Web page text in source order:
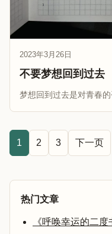
2023年3月26日
不要梦想回到过去
梦想回到过去是对青春的
1 2 3 下一页
热门文章
《呼唤幸运的二